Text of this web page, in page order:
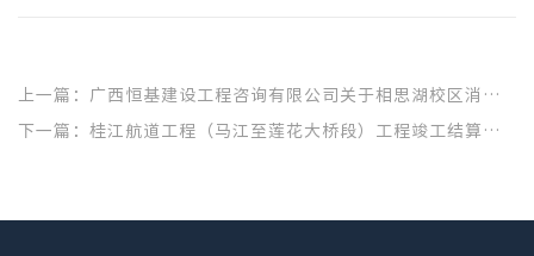
上一篇：广西恒基建设工程咨询有限公司关于相思湖校区消防改造工程（重II）的成交公告
下一篇：桂江航道工程（马江至莲花大桥段）工程竣工结算审核服务成交结果公告